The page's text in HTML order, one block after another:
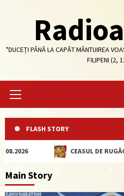
"DUCEȚI PÂNĂ LA CAPĂT MÂNTUIREA
FILIPENI (2,
Primary
FLASH STORY
CEASUL DE
Main Story